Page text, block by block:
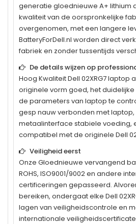
generatie gloednieuwe A+ lithium
kwaliteit van de oorspronkelijke
overgenomen, met een langere
BatteryForDell.nl worden direct
fabriek en zonder tussentijds
De details wijzen op
Hoog KwaliteitDell 02XRG7laptop
originele vorm goed, het
de parameters van laptop te
gesp nauw verbonden met laptop,
metaalinterface stabiele voeding,
compatibel met de originele Dell
Veiligheid eerst
Onze Gloednieuwe vervangend
ROHS, ISO9001/9002 en andere
certificeringen gepasseerd.
bereiken, ondergaat elke Dell
lagen van veiligheidscontrole en
internationale